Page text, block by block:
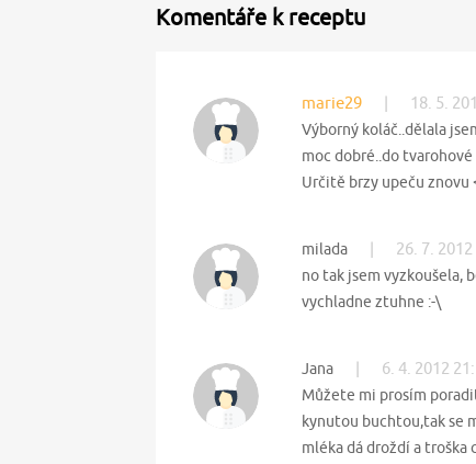
Komentáře k receptu
marie29 18. 5.
Výborný koláč..dělala
moc dobré..do
Určitě brzy upeču znovu
milada 26. 7. 2012
no tak jsem vyzkoušela,
vychladne ztuhne :-\
Jana 6. 4. 2012
Můžete mi prosím
kynutou buchtou,tak se
mléka dá droždí a troška